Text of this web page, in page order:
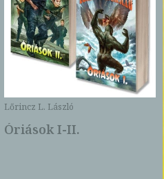
Lőrincz L. László
Óriások I-II.